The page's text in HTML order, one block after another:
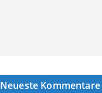
Neueste Kommentare